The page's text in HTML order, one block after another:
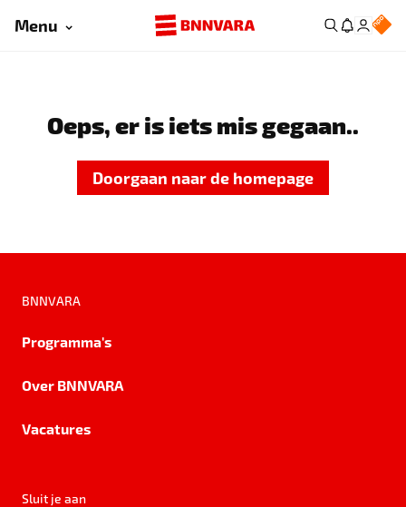
Menu
Oeps, er is iets mis gegaan..
Doorgaan naar de homepage
BNNVARA
Programma's
Over BNNVARA
Vacatures
Sluit je aan